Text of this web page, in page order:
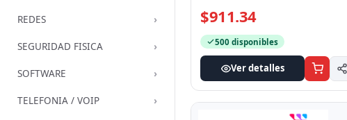
REDES ›
SEGURIDAD FISICA ›
SOFTWARE ›
TELEFONIA / VOIP ›
$911.34
500 disponibles
Ver detalles